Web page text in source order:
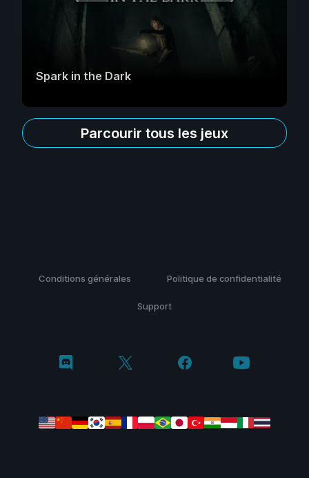
Spark in the Dark
Parcourir tous les jeux
Conditions générales Politique de confidentialité
Support